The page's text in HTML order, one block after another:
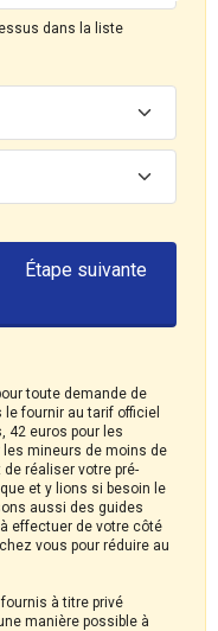
dans la liste
toute demande de
fournir au tarif officiel
42 euros pour les
les mineurs de moins de
réaliser votre pré-
et y lions si besoin le
aussi des guides
effectuer de votre côté
vous pour réduire au
à titre privé
manière possible à